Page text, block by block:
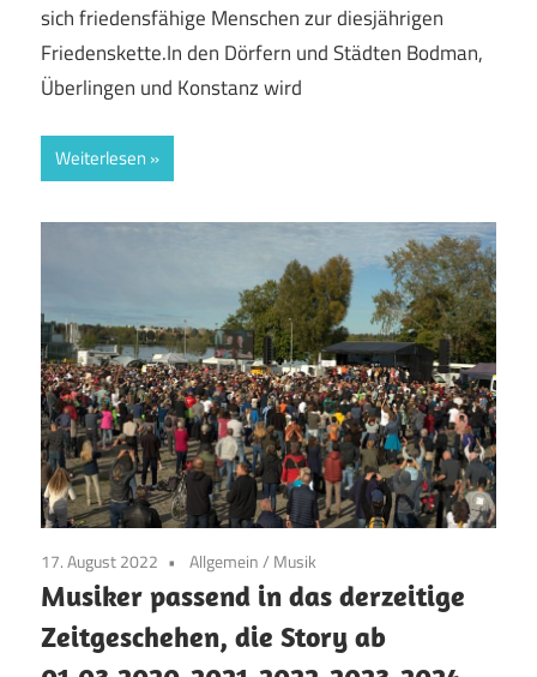
sich friedensfähige Menschen zur diesjährigen
Friedenskette.In den Dörfern und Städten Bodman,
Überlingen und Konstanz wird
Weiterlesen
17. August 2022 Allgemein/ Musik
Musiker passend in das derzeitige
Zeitgeschehen, die Story ab